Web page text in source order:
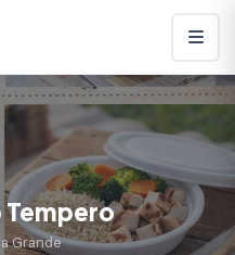
Tempero
Grande